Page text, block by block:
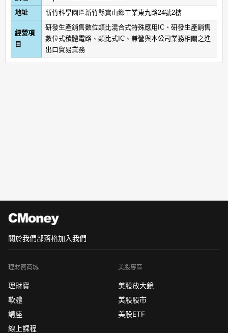
地址
新竹科學園區新竹縣寶山鄉工業東九路24號2樓
經營項
目
研發生產銷售數位類比混合式特殊應用IC、研發生產銷售
數位式積體電路、類比式IC、兼營與本公司業務相關之進
出口貿易業務
關於我們部落格加入我們
理財寶商城
理財寶
軟體
講座
線上課程
美股專區
美股放大鏡
美股股市
美股ETF